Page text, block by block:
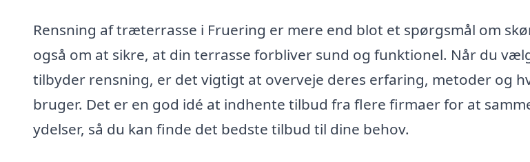
Rensning af træterrasse i Fruering er mere end blot et spørgsmål om
også om at sikre, at din terrasse forbliver sund og funktionel. Når du
tilbyder rensning, er det vigtigt at overveje deres erfaring, metoder og
bruger. Det er en god idé at indhente tilbud fra flere firmaer for at
ydelser, så du kan finde det bedste tilbud til dine behov.